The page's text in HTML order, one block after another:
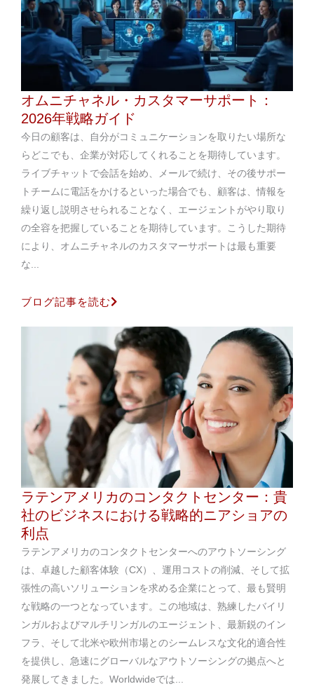
オムニチャネル・カスタマーサポート：
2026年戦略ガイド
今日の顧客は、自分がコミュニケーションを取りたい場所な
らどこでも、企業が対応してくれることを期待しています。
ライブチャットで会話を始め、メールで続け、その後サポー
トチームに電話をかけるといった場合でも、顧客は、情報を
繰り返し説明させられることなく、エージェントがやり取り
の全容を把握していることを期待しています。こうした期待
により、オムニチャネルのカスタマーサポートは最も重要
な...
ブログ記事を読む
ラテンアメリカのコンタクトセンター：貴
社のビジネスにおける戦略的ニアショアの
利点
ラテンアメリカのコンタクトセンターへのアウトソーシング
は、卓越した顧客体験（CX）、運用コストの削減、そして拡
張性の高いソリューションを求める企業にとって、最も賢明
な戦略の一つとなっています。この地域は、熟練したバイリ
ンガルおよびマルチリンガルのエージェント、最新鋭のイン
フラ、そして北米や欧州市場とのシームレスな文化的適合性
を提供し、急速にグローバルなアウトソーシングの拠点へと
発展してきました。Worldwideでは...